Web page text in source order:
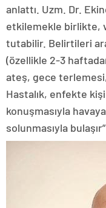
anlattı. Uzm. Dr.
etkilemekle birlikte,
tutabilir. Belirtileri
(özellikle 2-3
ateş, gece terlemesi,
Hastalık, enfekte
konuşmasıyla
solunmasıyla